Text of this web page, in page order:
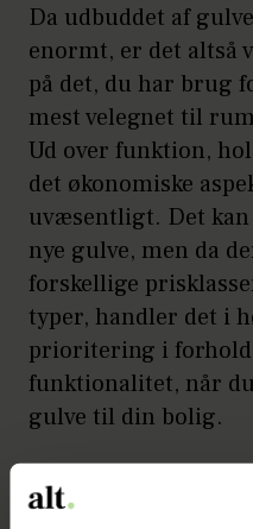
Da udbuddet af
enormt, er det altså
på det, du har brug
mest velegnet til
Ud over funktion,
det økonomiske
uvæsentligt. Det
nye gulve, men da
forskellige
typer, handler det i
prioritering i forhold
funktionalitet, når
gulve til din bolig.
Kilder: Bolius.dk,
idenyt.dk,